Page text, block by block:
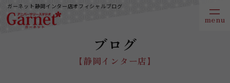
ガーネット静岡インター店オフィシャルブログ
ブログ
【静岡インター店】